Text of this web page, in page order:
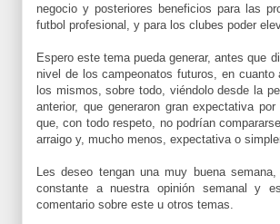
negocio y posteriores beneficios para las
futbol profesional, y para los clubes poder
Espero este tema pueda generar, antes que
nivel de los campeonatos futuros, en
los mismos, sobre todo, viéndolo desde la
anterior, que generaron gran expectativa
que, con todo respeto, no podrían
arraigo y, mucho menos, expectativa o
Les deseo tengan una muy buena
constante a nuestra opinión semanal y
comentario sobre este u otros temas.